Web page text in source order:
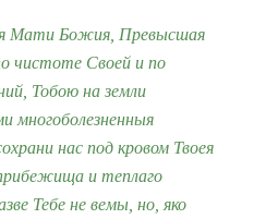
Мати Божия, Превысшая
чистоте Своей и по
Тобою на земли
многоболезненныя
нас под кровом Твоея
и теплаго
Тебе не вемы, но, яко